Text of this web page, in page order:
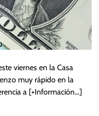
viernes en la Casa
muy rápido en la
a [+Información…]